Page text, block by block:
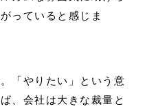
っていると感じま
「やりたい」という意
、会社は大きな裁量と